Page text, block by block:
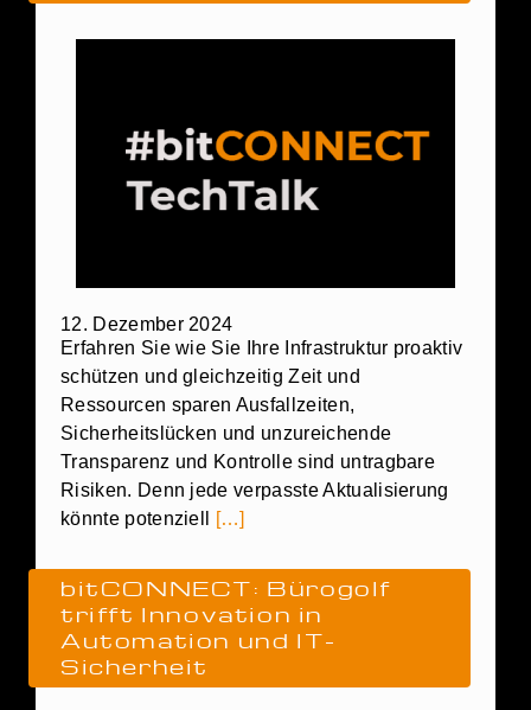
12. Dezember 2024
Erfahren Sie wie Sie Ihre Infrastruktur proaktiv
schützen und gleichzeitig Zeit und
Ressourcen sparen Ausfallzeiten,
Sicherheitslücken und unzureichende
Transparenz und Kontrolle sind untragbare
Risiken. Denn jede verpasste Aktualisierung
könnte potenziell
[…]
bitCONNECT: Bürogolf
trifft Innovation in
Automation und IT-
Sicherheit